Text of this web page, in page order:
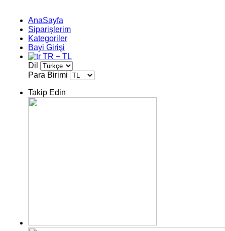
AnaSayfa
Siparişlerim
Kategoriler
Bayi Girişi
TR − TL
Dil
Para Birimi
Takip Edin